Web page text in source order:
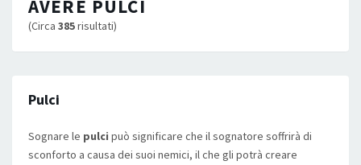
AVERE PULCI
(Circa 385risultati)
Pulci
Sognare le pulci può significare che il sognatore soffrirà di
sconforto a causa dei suoi nemici, il che gli potrà creare